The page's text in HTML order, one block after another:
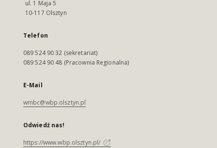
ul. 1 Maja 5
10-117 Olsztyn
Telefon
089 524 90 32 (sekretariat)
089 524 90 48 (Pracownia Regionalna)
E-Mail
wmbc@wbp.olsztyn.pl
Odwiedź nas!
https://www.wbp.olsztyn.pl/